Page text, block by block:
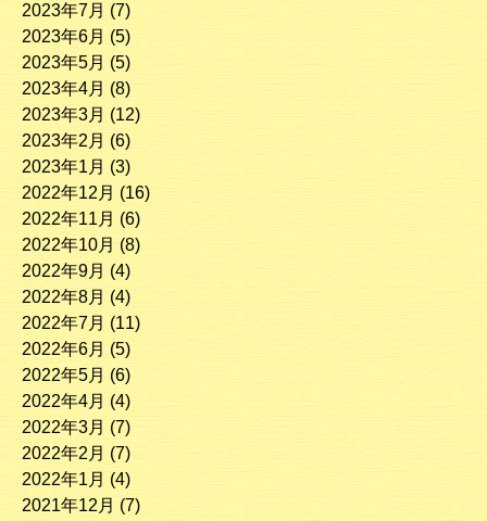
2023年7月 (7)
2023年6月 (5)
2023年5月 (5)
2023年4月 (8)
2023年3月 (12)
2023年2月 (6)
2023年1月 (3)
2022年12月 (16)
2022年11月 (6)
2022年10月 (8)
2022年9月 (4)
2022年8月 (4)
2022年7月 (11)
2022年6月 (5)
2022年5月 (6)
2022年4月 (4)
2022年3月 (7)
2022年2月 (7)
2022年1月 (4)
2021年12月 (7)